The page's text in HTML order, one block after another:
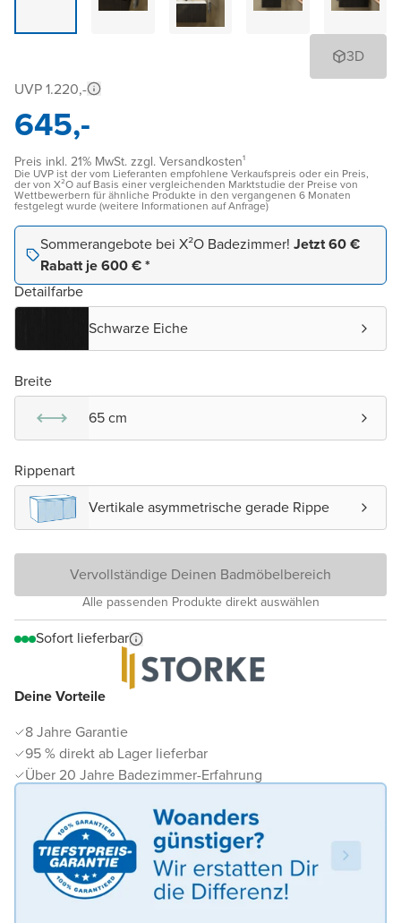
3D
Deine Vorteile
8 Jahre Garantie
95 % direkt ab Lager lieferbar
Über 20 Jahre Badezimmer-Erfahrung
UVP 1.220,-
645,-
Preis inkl. 21% MwSt. zzgl. Versandkosten¹
Die UVP ist der vom Lieferanten empfohlene Verkaufspreis oder ein Preis,
der von X²O auf Basis einer vergleichenden Marktstudie der Preise von
Wettbewerbern für ähnliche Produkte in den vergangenen 6 Monaten
festgelegt wurde (weitere Informationen auf Anfrage)
Sommerangebote bei X²O Badezimmer! Jetzt 60 €
Rabatt je 600 € *
Detailfarbe
Schwarze Eiche
Breite
65 cm
Rippenart
Vertikale asymmetrische gerade Rippe
Vervollständige Deinen Badmöbelbereich
Alle passenden Produkte direkt auswählen
Sofort lieferbar